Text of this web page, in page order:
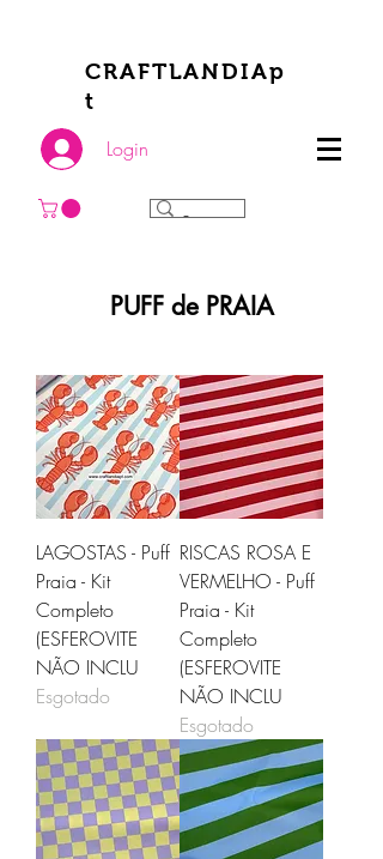
CRAFTLANDIAp
t
Login
PUFF de PRAIA
LAGOSTAS - Puff
Praia - Kit
Completo
(ESFEROVITE
NÃO INCLU
Esgotado
RISCAS ROSA E
VERMELHO - Puff
Praia - Kit
Completo
(ESFEROVITE
NÃO INCLU
Esgotado